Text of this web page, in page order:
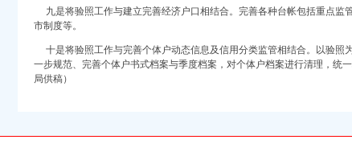
发展
息技术有限公司旅游环境
奶和液态奶
费安全放心城市高峰论坛
公司场监管
问题研讨会
九是将验照工作与建立完善经济户口相结合。完善各种台帐包括重点监
市制度等。
十是将验照工作与完善个体户动态信息及信用分类监管相结合。以验照
一步规范、完善个体户书式档案与季度档案，对个体户档案进行清理，统
局供稿）